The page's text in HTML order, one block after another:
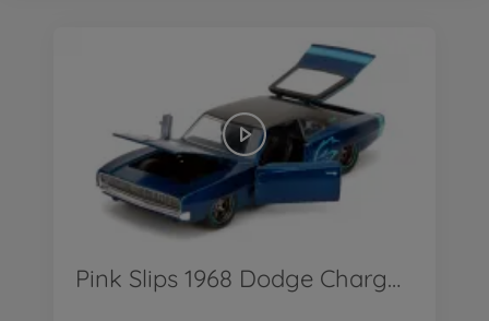
Pink Slips 1968 Dodge Charger 1:24 - Produkt Video